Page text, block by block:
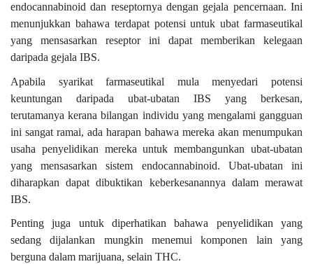
endocannabinoid dan reseptornya dengan gejala pencernaan. Ini
menunjukkan bahawa terdapat potensi untuk ubat farmaseutikal
yang mensasarkan reseptor ini dapat memberikan kelegaan
daripada gejala IBS.
Apabila syarikat farmaseutikal mula menyedari potensi
keuntungan daripada ubat-ubatan IBS yang berkesan,
terutamanya kerana bilangan individu yang mengalami gangguan
ini sangat ramai, ada harapan bahawa mereka akan menumpukan
usaha penyelidikan mereka untuk membangunkan ubat-ubatan
yang mensasarkan sistem endocannabinoid. Ubat-ubatan ini
diharapkan dapat dibuktikan keberkesanannya dalam merawat
IBS.
Penting juga untuk diperhatikan bahawa penyelidikan yang
sedang dijalankan mungkin menemui komponen lain yang
berguna dalam marijuana, selain THC.